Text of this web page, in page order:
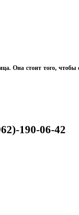
Она стоит того, чтобы
190-06-42